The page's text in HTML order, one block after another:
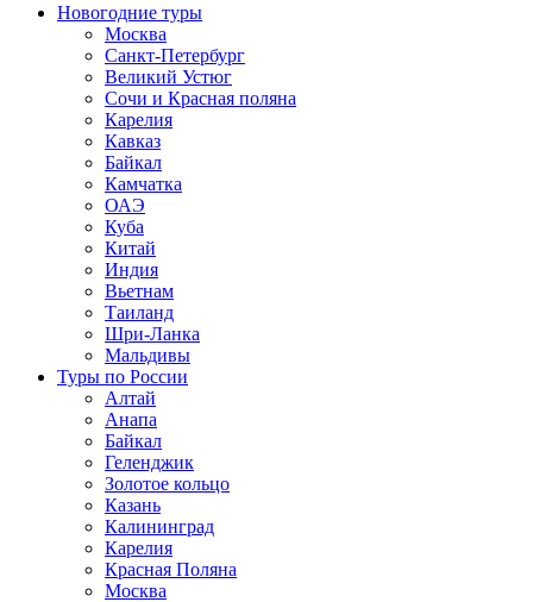
Новогодние туры
Москва
Санкт-Петербург
Великий Устюг
Сочи и Красная поляна
Карелия
Кавказ
Байкал
Камчатка
ОАЭ
Куба
Китай
Индия
Вьетнам
Таиланд
Шри-Ланка
Мальдивы
Туры по России
Алтай
Анапа
Байкал
Геленджик
Золотое кольцо
Казань
Калининград
Карелия
Красная Поляна
Москва